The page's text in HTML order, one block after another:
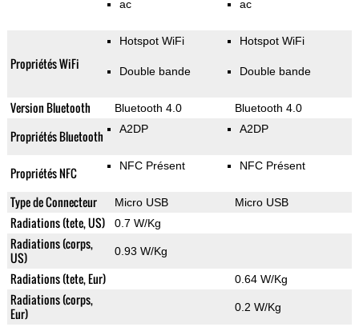
ac ac
Propriétés WiFi
Hotspot WiFi
Double bande
Hotspot WiFi
Double bande
Version Bluetooth Bluetooth 4.0 Bluetooth 4.0
Propriétés Bluetooth A2DP A2DP
Propriétés NFC NFC Présent NFC Présent
Type de Connecteur Micro USB Micro USB
Radiations (tete, US) 0.7 W/Kg
Radiations (corps,
US)
0.93 W/Kg
Radiations (tete, Eur) 0.64 W/Kg
Radiations (corps,
Eur)
0.2 W/Kg